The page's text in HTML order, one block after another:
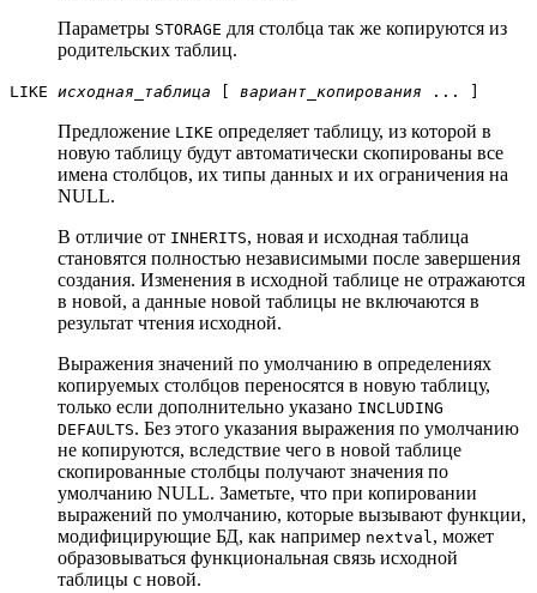
Параметры STORAGE для столбца так же копируются из
родительских таблиц.
LIKE исходная_таблица вариант_копирования ... ]
Предложение LIKE определяет таблицу, из которой в
новую таблицу будут автоматически скопированы все
имена столбцов, их типы данных и их ограничения на
NULL.
В отличие от INHERITS, новая и исходная таблица
становятся полностью независимыми после завершения
создания. Изменения в исходной таблице не отражаются
в новой, а данные новой таблицы не включаются в
результат чтения исходной.
Выражения значений по умолчанию в определениях
копируемых столбцов переносятся в новую таблицу,
только если дополнительно указано INCLUDING
DEFAULTS. Без этого указания выражения по умолчанию
не копируются, вследствие чего в новой таблице
скопированные столбцы получают значения по
умолчанию NULL. Заметьте, что при копировании
выражений по умолчанию, которые вызывают функции,
модифицирующие БД, как например nextval, может
образовываться функциональная связь исходной
таблицы с новой.